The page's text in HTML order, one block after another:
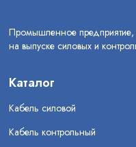
Промышленное
на выпуске силовых и
Каталог
Кабель силовой
Кабель контрольный